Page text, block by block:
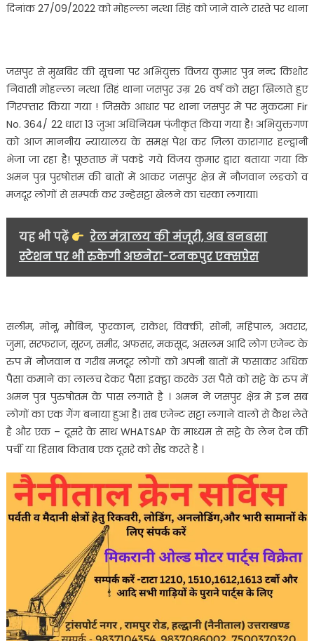
पुलिस
जल्द
करेगी
गुंडा
व
गैंगस्टर
एक्ट
के
कार्यवाही
पुलिस….
दिनांक 27/09/2022 को मोहल्ला नत्था सिहं को जाने वाले रास्ते पर थाना
जसपुर से मुखबिर की सूचना पर अभियुक्त विजय कुमार पुत्र नन्द किशोर
निवासी मोहल्ला नत्था सिहं थाना जसपुर उम्र 26 वर्ष को सट्टा खिलाते हुए
गिरफ्तार किया गया ! जिसके आधार पर थाना जसपुर में पर मुकदमा Fir
No. 364/ 22 धारा 13 जुआ अधिनियम पंजीकृत किया गया है! अभियुक्तगण
को आज माननीय न्यायालय के समक्ष पेश कर ज़िला कारागार हल्द्वानी
भेजा जा रहा है! पूछताछ में पकडे गये विजय कुमार द्वारा बताया गया कि
अमन पुत्र पुरषोत्तम की बातों में आकर जसपुर क्षेत्र में नौजवान लङको व
मजदूर लोगों से सम्पर्क कर उन्हेसट्टा खेलने का चस्का लगाया।
यह भी पढ़ें
रेल मंत्रालय की मंजूरी, अब बनबसा
स्टेशन पर भी रुकेगी अछनेरा-टनकपुर एक्सप्रेस
सलीम, मोनू, मौबिन, फुरकान, राकेश, विक्की, सोनी, महिपाल, अवरार,
जुमा, सरफराज, सूरज, समीर, अफसर, मकसूद, असलम आदि लोग एजेन्ट के
रुप में नौजवान व गरीब मजदूर लोगों को अपनी बातों में फसाकर अधिक
पैसा कमाने का लालच देकर पैसा इक्ट्ठा करके उस पैसे को सट्टे के रुप में
अमन पुत्र पुरुषोतम के पास लगाते है । अमन ने जसपुर क्षेत्र में इन सब
लोगों का एक गैंग बनाया हुआ है। सब एजेन्ट सट्टा लगाने वालो से कैश लेते
है और एक – दूसरे के साथ WHATSAP के माध्यम से सट्टे के लेन देन की
पर्ची या हिसाब किताब एक दूसरे को सैंड करते है ।